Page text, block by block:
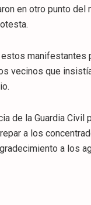
en otro punto del
manifestantes
vecinos que
de la Guardia Civil
a los
a los